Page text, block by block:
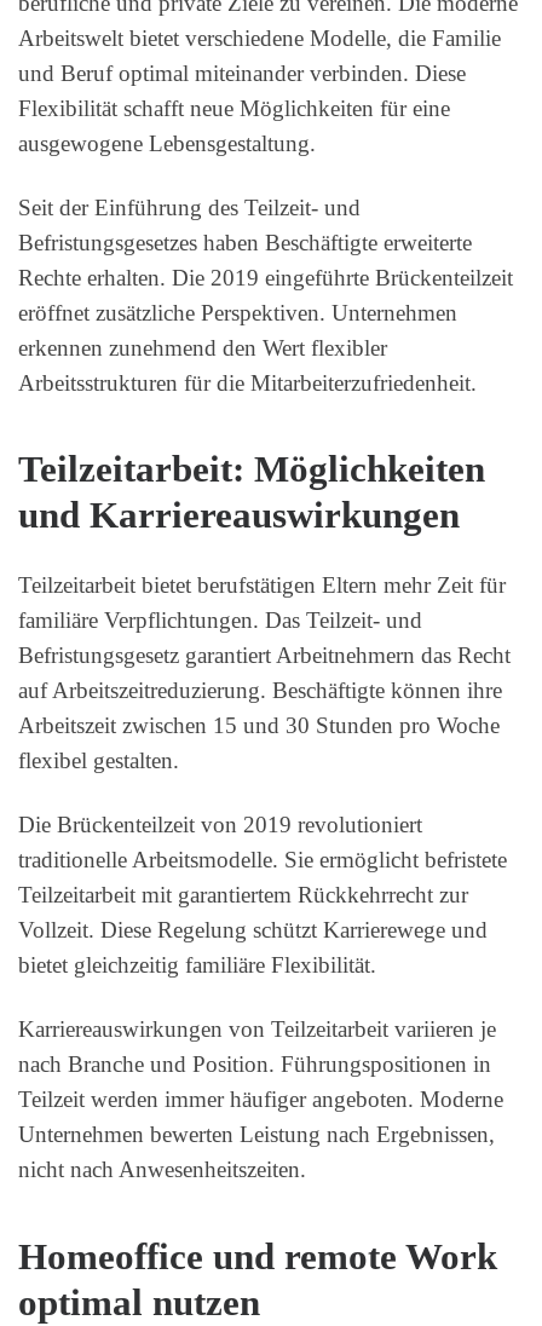
Arbeitswelt bietet verschiedene Modelle, die Familie
und Beruf optimal miteinander verbinden. Diese
Flexibilität schafft neue Möglichkeiten für eine
ausgewogene Lebensgestaltung.
Seit der Einführung des Teilzeit- und
Befristungsgesetzes haben Beschäftigte erweiterte
Rechte erhalten. Die 2019 eingeführte Brückenteilzeit
eröffnet zusätzliche Perspektiven. Unternehmen
erkennen zunehmend den Wert flexibler
Arbeitsstrukturen für die Mitarbeiterzufriedenheit.
Teilzeitarbeit: Möglichkeiten
und Karriereauswirkungen
Teilzeitarbeit bietet berufstätigen Eltern mehr Zeit für
familiäre Verpflichtungen. Das Teilzeit- und
Befristungsgesetz garantiert Arbeitnehmern das Recht
auf Arbeitszeitreduzierung. Beschäftigte können ihre
Arbeitszeit zwischen 15 und 30 Stunden pro Woche
flexibel gestalten.
Die Brückenteilzeit von 2019 revolutioniert
traditionelle Arbeitsmodelle. Sie ermöglicht befristete
Teilzeitarbeit mit garantiertem Rückkehrrecht zur
Vollzeit. Diese Regelung schützt Karrierewege und
bietet gleichzeitig familiäre Flexibilität.
Karriereauswirkungen von Teilzeitarbeit variieren je
nach Branche und Position. Führungspositionen in
Teilzeit werden immer häufiger angeboten. Moderne
Unternehmen bewerten Leistung nach Ergebnissen,
nicht nach Anwesenheitszeiten.
Homeoffice und remote Work
optimal nutzen